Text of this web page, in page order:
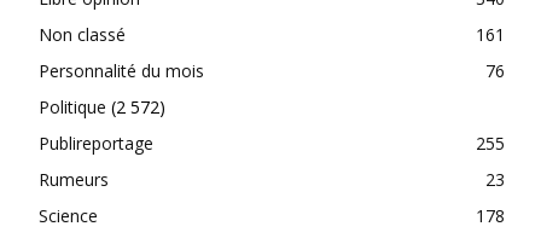
Non classé
161
Personnalité du mois
76
Politique (2 572)
Publireportage
255
Rumeurs
23
Science
178